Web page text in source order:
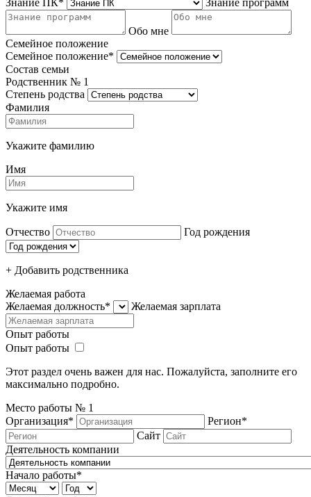
Обо мне
Семейное положение
Семейное положение*
Состав семьи
Родственник № 1
Степень родства
Фамилия
Укажите фамилию
Имя
Укажите имя
Отчество Год рождения
+ Добавить родcтвенника
Желаемая работа
Желаемая должность*
Желаемая зарплата
Опыт работы
Опыт работы
Этот раздел очень важен для нас. Пожалуйста, заполните его
максимально подробно.
Место работы № 1
Организация*
Регион*
Сайт
Деятельность компании
Начало работы*